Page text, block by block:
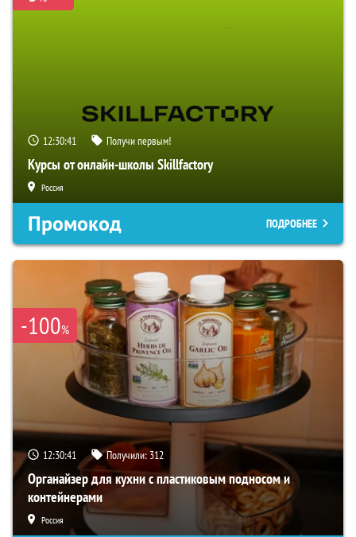
12:30:40 Получи первым!
Курсы от онлайн-школы Skillfactory
Россия
Промокод ПОДРОБНЕЕ
-100%
12:30:40 Получили: 312
Органайзер для кухни с пластиковым подносом и
контейнерами
Россия